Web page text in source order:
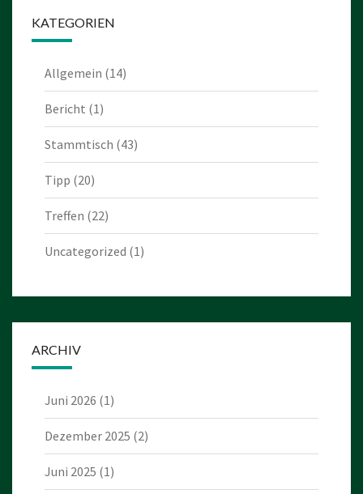
KATEGORIEN
Allgemein (14)
Bericht (1)
Stammtisch (43)
Tipp (20)
Treffen (22)
Uncategorized (1)
ARCHIV
Juni 2026 (1)
Dezember 2025 (2)
Juni 2025 (1)